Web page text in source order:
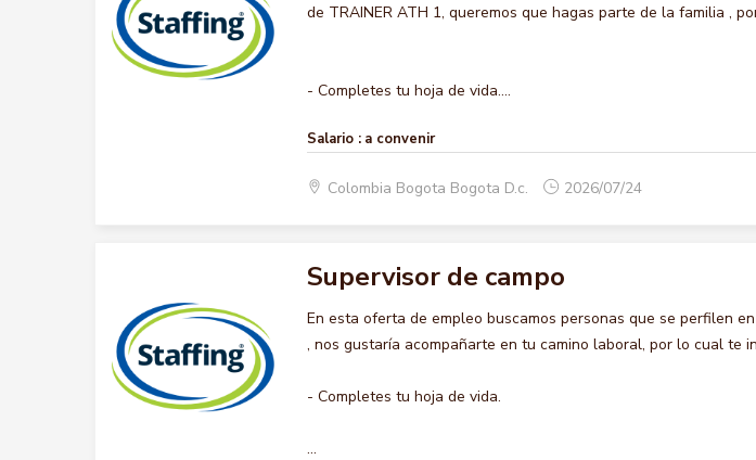
de TRAINER ATH 1, queremos que hagas parte de la familia ,
- Completes tu hoja de vida....
Salario : a convenir
Colombia Bogota Bogota D.c. 2026/07/24
Supervisor de campo
En esta oferta de empleo buscamos personas que se perfilen en
, nos gustaría acompañarte en tu camino laboral, por lo cual te
- Completes tu hoja de vida.
...